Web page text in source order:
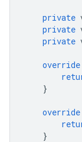
private
private
private
override
}
override
}